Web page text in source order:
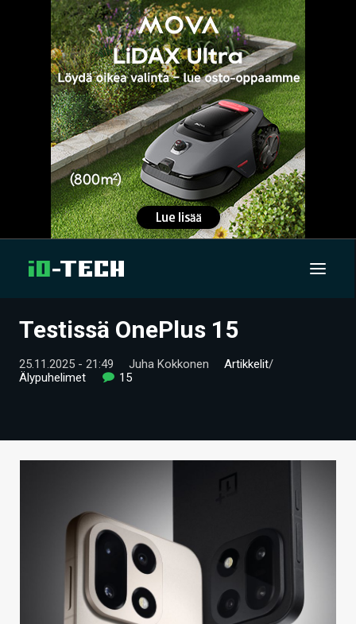
UUTISET
ARTIKKELIT
TECHBBS
Testissä OnePlus 15
25.11.2025 - 21:49 Juha Kokkonen Artikkelit/
Älypuhelimet
15